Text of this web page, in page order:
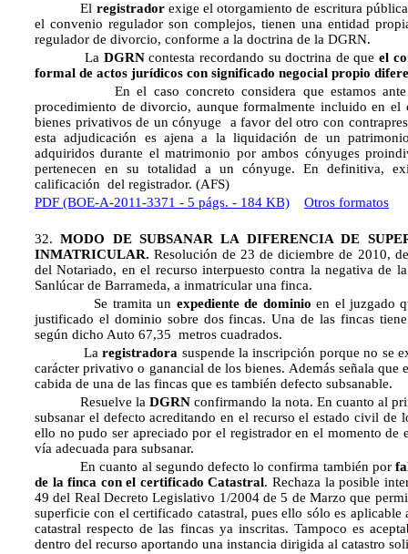
El registradorexige el otorgamiento de escritura
el convenio regulador son complejos, tienen una entidad
regulador de divorcio, conforme a la doctrina de la DGRN.
La DGRNcontesta recordando su doctrina de que el
formal de actos jurídicos con significado negocial propio
En el caso concreto considera que estamos ante
procedimiento de divorcio, aunque formalmente incluido en
bienes privativos de un cónyuge a favor del otro con
esta adjudicación es ajena a la liquidación de un
adquiridos durante el matrimonio por ambos cónyuges
pertenecen en su totalidad a un cónyuge. En definitiva,
calificación del registrador. (AFS)
PDF (BOE-A-2011-3371 - 5 págs. - 184 KB)
Otros formatos
32.MODO DE SUBSANAR LA DIFERENCIA DE
INMATRICULAR. Resolución de 23 de diciembre de 2010,
del Notariado, en el recurso interpuesto contra la negativa de
Sanlúcar de Barrameda, a inmatricular una finca.
Se tramita un expediente de dominio en el juzgado
justificado el dominio sobre dos fincas. Una de las fincas
según dicho Auto 67,35 metros cuadrados.
Laregistradora suspende la inscripción porque no se
carácter privativo o ganancial de los bienes. Además señala que
cabida de una de las fincas que es también defecto subsanable.
Resuelve laDGRN confirmando la nota. En cuanto al
subsanar el defecto acreditando en el recurso el estado civil de
ello no pudo ser apreciado por el registrador en el momento
vía adecuada para subsanar.
En cuanto al segundo defecto lo confirma también por
de la finca con el certificado Catastral. Rechaza la posible
49 del Real Decreto Legislativo 1/2004 de 5 de Marzo que
superficie con el certificado catastral, pues ello sólo es aplicable
catastral respecto de las fincas ya inscritas. Tampoco es
dentro del recurso aportando una instancia dirigida al catastro